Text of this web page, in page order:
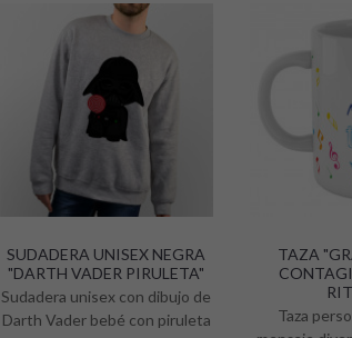
SUDADERA UNISEX NEGRA
"DARTH VADER PIRULETA"
Sudadera unisex con dibujo de
Darth Vader bebé con piruleta
TAZA
Taza